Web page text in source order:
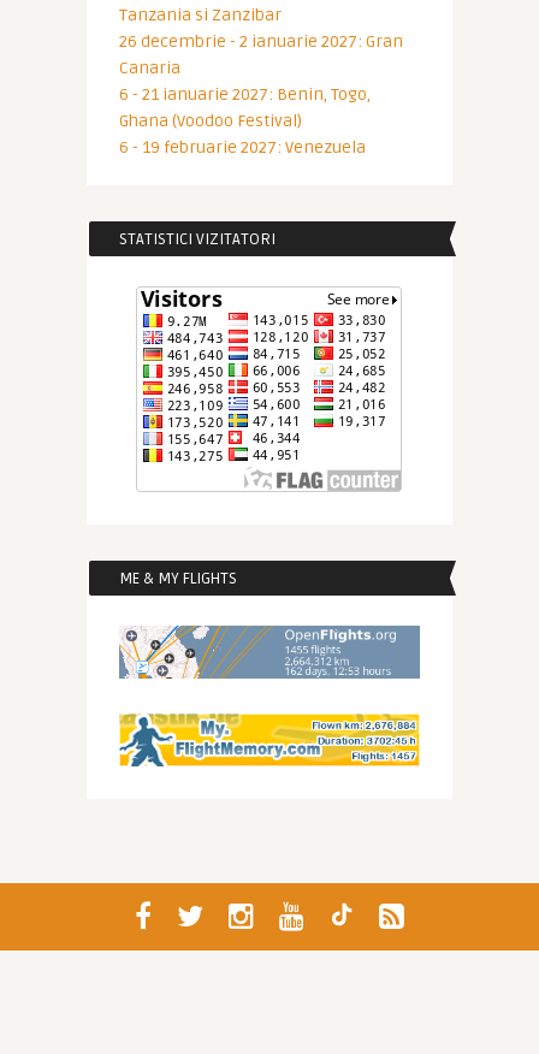
Tanzania si Zanzibar
26 decembrie - 2 ianuarie 2027: Gran
Canaria
6 - 21 ianuarie 2027: Benin, Togo,
Ghana (Voodoo Festival)
6 - 19 februarie 2027: Venezuela
STATISTICI VIZITATORI
ME & MY FLIGHTS